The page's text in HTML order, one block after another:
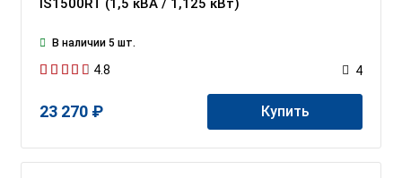
IS1500RT (1,5 кВА / 1,125 кВт)
В наличии 5 шт.
4.8 4
23 270 ₽ Купить